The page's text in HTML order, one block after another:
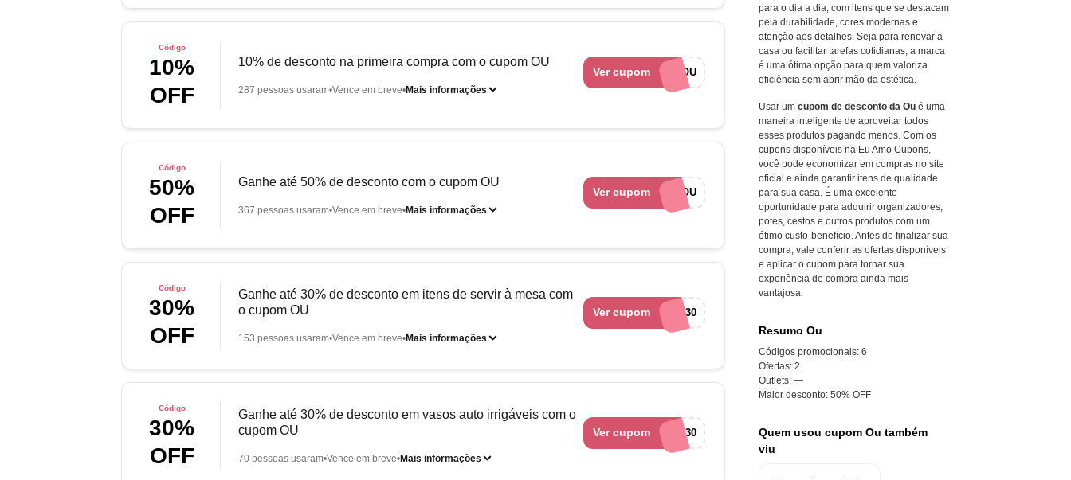
Código
10%
OFF
10% de desconto na primeira compra com o cupom OU
287 pessoas usaram Vence em breve Mais informações
Ver cupomBEMVINDOU
Código
50%
OFF
Ganhe até 50% de desconto com o cupom OU
367 pessoas usaram Vence em breve Mais informações
Ver cupomMINHALOJAOU
Código
30%
OFF
Ganhe até 30% de desconto em itens de servir à mesa com
o cupom OU
153 pessoas usaram Vence em breve Mais informações
Ver cupomraservir30
Código
30%
OFF
Ganhe até 30% de desconto em vasos auto irrigáveis com o
cupom OU
70 pessoas usaram Vence em breve Mais informações
Ver cupomraplantar30
para o dia a dia, com itens que se destacam
pela durabilidade, cores modernas e
atenção aos detalhes. Seja para renovar a
casa ou facilitar tarefas cotidianas, a marca
é uma ótima opção para quem valoriza
eficiência sem abrir mão da estética.
Usar um cupom de desconto da Ou é uma
maneira inteligente de aproveitar todos
esses produtos pagando menos. Com os
cupons disponíveis na Eu Amo Cupons,
você pode economizar em compras no site
oficial e ainda garantir itens de qualidade
para sua casa. É uma excelente
oportunidade para adquirir organizadores,
potes, cestos e outros produtos com um
ótimo custo-benefício. Antes de finalizar sua
compra, vale conferir as ofertas disponíveis
e aplicar o cupom para tornar sua
experiência de compra ainda mais
vantajosa.
Resumo Ou
Códigos promocionais: 6
Ofertas: 2
Outlets: —
Maior desconto: 50% OFF
Quem usou cupom Ou também
viu